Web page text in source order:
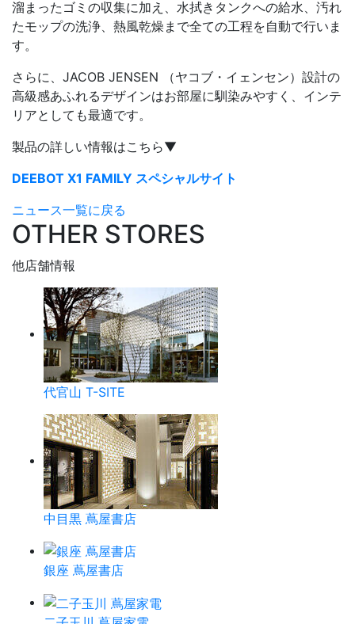
溜まったゴミの収集に加え、⽔拭きタンクへの給⽔、汚れ
たモップの洗浄、熱⾵乾燥まで全ての⼯程を⾃動で⾏いま
す。
さらに、JACOB JENSEN （ヤコブ・イェンセン）設計の
⾼級感あふれるデザインはお部屋に馴染みやすく、インテ
リアとしても最適です。
製品の詳しい情報はこちら▼
DEEBOT X1 FAMILY スペシャルサイト
ニュース一覧に戻る
OTHER STORES
他店舗情報
代官山 T-SITE
中目黒 蔦屋書店
銀座 蔦屋書店